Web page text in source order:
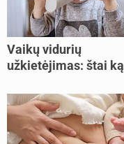
Vaikų vidurių
užkietėjimas: štai ką